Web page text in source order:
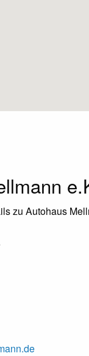
zu Autohaus